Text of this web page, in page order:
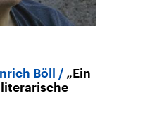
Böll
„Ein